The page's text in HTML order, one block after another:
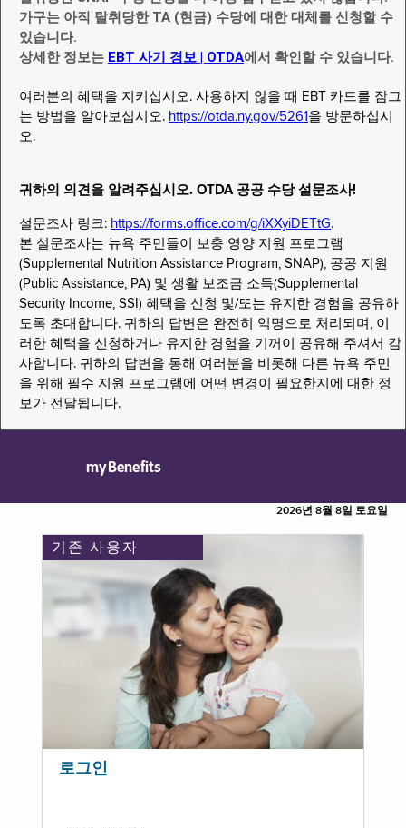
가구는 아직 탈취당한 TA (현금) 수당에 대한 대체를 신청할 수
있습니다.
상세한 정보는 EBT 사기 경보 | OTDA에서 확인할 수 있습니다.
여러분의 혜택을 지키십시오. 사용하지 않을 때 EBT 카드를 잠그
는 방법을 알아보십시오. https://otda.ny.gov/5261 을 방문하십시
오.
귀하의 의견을 알려주십시오. OTDA 공공 수당 설문조사!
설문조사 링크: https://forms.office.com/g/iXXyiDETtG.
본 설문조사는 뉴욕 주민들이 보충 영양 지원 프로그램
(Supplemental Nutrition Assistance Program, SNAP), 공공 지원
(Public Assistance, PA) 및 생활 보조금 소득(Supplemental
Security Income, SSI) 혜택을 신청 및/또는 유지한 경험을 공유하
도록 초대합니다. 귀하의 답변은 완전히 익명으로 처리되며, 이
러한 혜택을 신청하거나 유지한 경험을 기꺼이 공유해 주셔서 감
사합니다. 귀하의 답변을 통해 여러분을 비롯해 다른 뉴욕 주민
을 위해 필수 지원 프로그램에 어떤 변경이 필요한지에 대한 정
보가 전달됩니다.
myBenefits
2026년 8월 8일 토요일
기존 사용자
로그인